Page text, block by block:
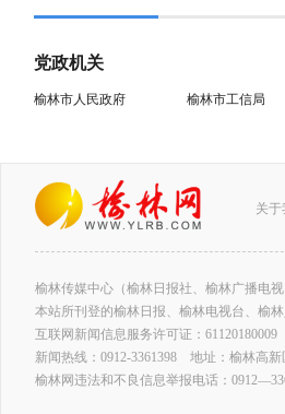
党政机关
榆林市人民政府 榆林市工信局
关于
榆林传媒中心（榆林日报社、榆林广播电视
本站所刊登的榆林日报、榆林电视台、榆
互联网新闻信息服务许可证：
新闻热线：0912-3361398 地址：榆林
榆林网违法和不良信息举报电话：